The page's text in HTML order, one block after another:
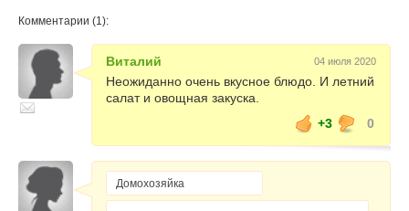
Комментарии (1):
Виталий 04 июля 2020
Неожиданно очень вкусное блюдо. И летний
салат и овощная закуска.
+3
0